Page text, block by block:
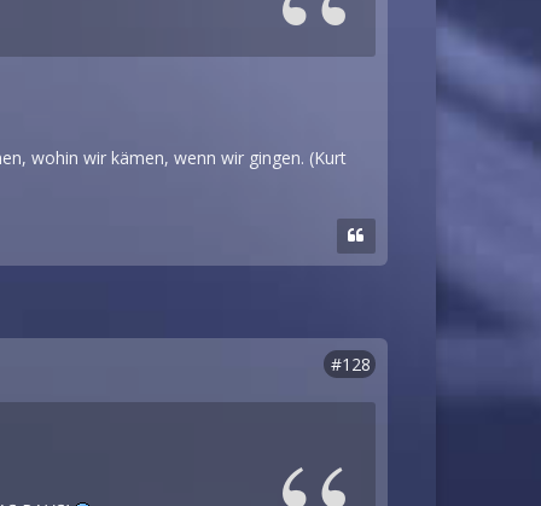
wohin wir kämen, wenn wir gingen. (Kurt
#128